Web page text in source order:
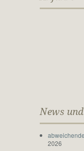
News
2026